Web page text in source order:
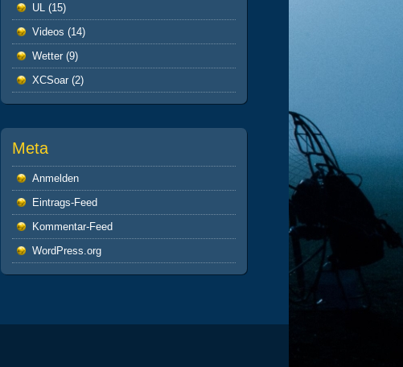
UL (15)
Videos (14)
Wetter (9)
XCSoar (2)
Meta
Anmelden
Eintrags-Feed
Kommentar-Feed
WordPress.org